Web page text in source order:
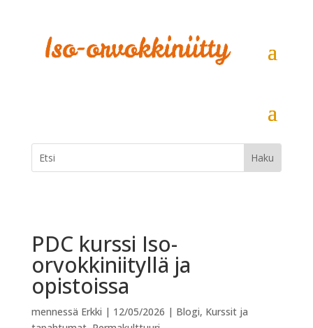
PDC kurssi Iso-
orvokkiniityllä ja
opistoissa
mennessä Erkki | 12/05/2026 | Blogi, Kurssit ja